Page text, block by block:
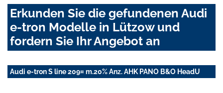
Erkunden Sie die gefundenen Audi
e-tron Modelle in Lützow und
fordern Sie Ihr Angebot an
Audi e-tron S line 209¤ m.20% Anz. AHK PANO B&O HeadU